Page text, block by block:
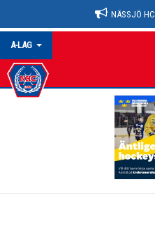
NÄSSJÖ
A-LAG
A-LAG